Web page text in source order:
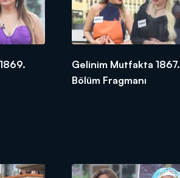
Gelinim Mutfakta 1867.
Bölüm Fragmanı